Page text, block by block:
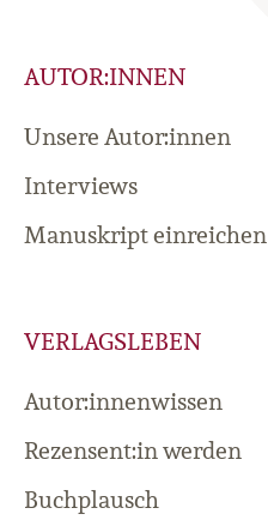
AUTOR:INNEN
Unsere Autor:innen
Interviews
Manuskript einreichen
VERLAGSLEBEN
Autor:innenwissen
Rezensent:in werden
Buchplausch